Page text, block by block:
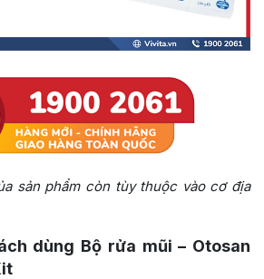
sản phẩm còn tùy thuộc vào cơ địa
dùng Bộ rửa mũi – Otosan